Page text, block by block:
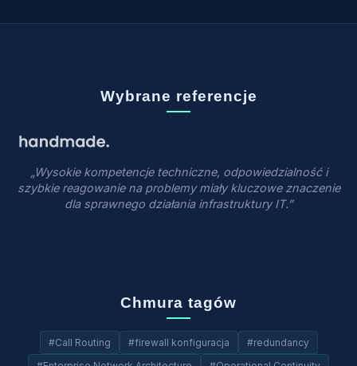
Wybrane referencje
„Wysokie kompetencje techniczne, odpowiedzialność i
szybkie reagowanie na problemy miały kluczowe znaczenie
dla sprawnego działania infrastruktury IT.”
Chmura tagów
#Call Routing #firewall konfiguracja
#redundancy